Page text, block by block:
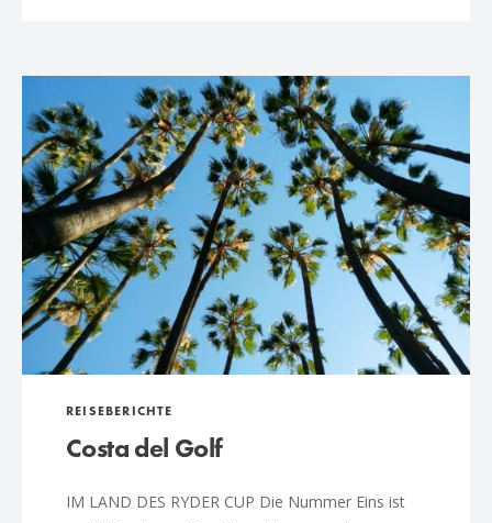
REISEBERICHTE
Costa del Golf
IM LAND DES RYDER CUP Die Nummer Eins ist